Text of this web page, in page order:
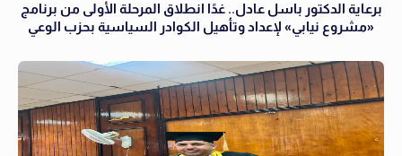
برعاية الدكتور باسل عادل.. غدًا انطلاق المرحلة الأولى من برنامج
«مشروع نيابي» لإعداد وتأهيل الكوادر السياسية بحزب الوعي